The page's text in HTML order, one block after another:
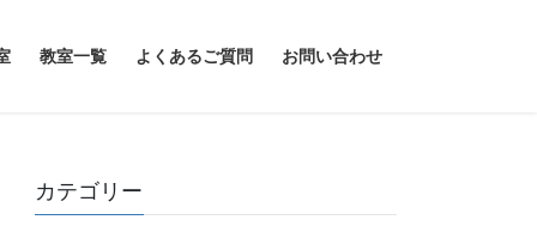
教室一覧 よくあるご質問 お問い合わせ
カテゴリー